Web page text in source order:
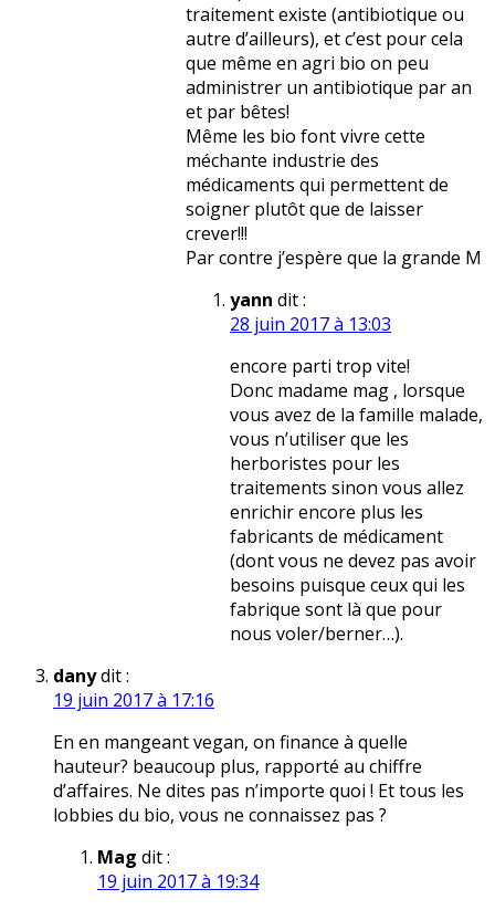
traitement existe (antibiotique ou
autre d’ailleurs), et c’est pour cela
que même en agri bio on peu
administrer un antibiotique par an
et par bêtes!
Même les bio font vivre cette
méchante industrie des
médicaments qui permettent de
soigner plutôt que de laisser
crever!!!
Par contre j’espère que la grande M
yann dit :
28 juin 2017 à 13:03
encore parti trop vite!
Donc madame mag , lorsque
vous avez de la famille malade,
vous n’utiliser que les
herboristes pour les
traitements sinon vous allez
enrichir encore plus les
fabricants de médicament
(dont vous ne devez pas avoir
besoins puisque ceux qui les
fabrique sont là que pour
nous voler/berner…).
danydit :
19 juin 2017 à 17:16
En en mangeant vegan, on finance à quelle
hauteur? beaucoup plus, rapporté au chiffre
d’affaires. Ne dites pas n’importe quoi ! Et tous les
lobbies du bio, vous ne connaissez pas ?
Mag dit :
19 juin 2017 à 19:34